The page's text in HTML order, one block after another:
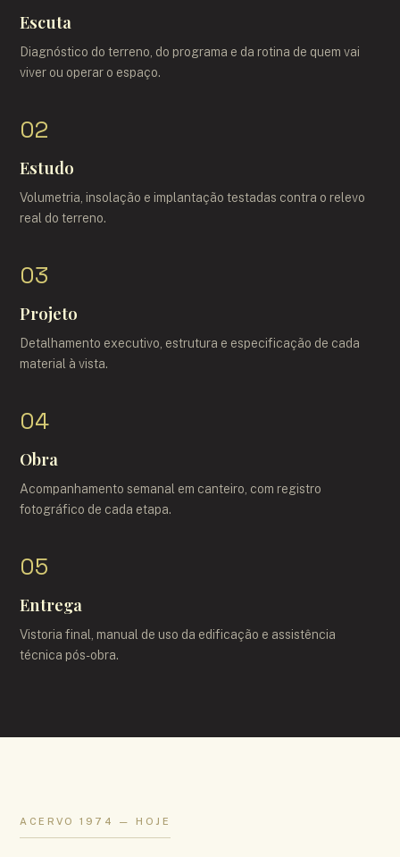
Escuta
Diagnóstico do terreno, do programa e da rotina de quem vai
viver ou operar o espaço.
02
Estudo
Volumetria, insolação e implantação testadas contra o relevo
real do terreno.
03
Projeto
Detalhamento executivo, estrutura e especificação de cada
material à vista.
04
Obra
Acompanhamento semanal em canteiro, com registro
fotográfico de cada etapa.
05
Entrega
Vistoria final, manual de uso da edificação e assistência
técnica pós-obra.
ACERVO 1974 — HOJE